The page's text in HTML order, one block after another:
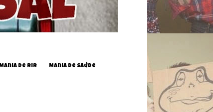
Mania de Rir Mania de Saúde